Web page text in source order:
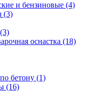
и бензиновые (4)
(3)
(3)
оснастка (18)
бетону (1)
(16)